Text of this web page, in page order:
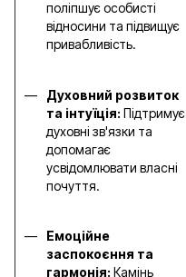
поліпшує особисті
відносини та підвищує
привабливість.
Духовний розвиток
та інтуїція: Підтримує
духовні зв'язки та
допомагає
усвідомлювати власні
почуття.
Емоційне
заспокоєння та
гармонія: Камінь